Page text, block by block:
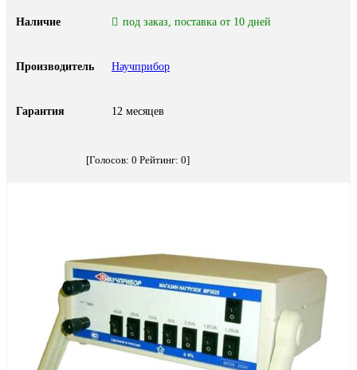
Наличие под заказ, поставка от 10 дней
Производитель Научприбор
Гарантия 12 месяцев
[Голосов: 0 Рейтинг: 0]